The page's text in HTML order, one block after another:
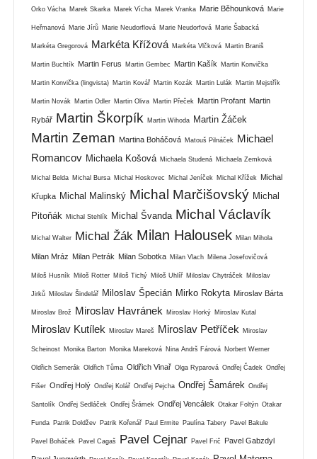
Orko Vácha Marek Skarka Marek Vícha Marek Vranka Marie Běhounková Marie
Heřmanová Marie Jírů Marie Neudorflová Marie Neudorfová Marie Šabacká
Markéta Gregorová Markéta Křížová Markéta Vlčková Martin Braniš
Martin Buchtík Martin Ferus Martin Gembec Martin Kašík Martin Konvička
Martin Konvička (lingvista) Martin Kovář Martin Kozák Martin Lulák Martin Mejstřík
Martin Novák Martin Odler Martin Oliva Martin Přeček Martin Profant Martin
Rybář Martin Škorpík Martin Wihoda Martin Žáček
Martin Zeman Martina Boháčová Matouš Pilnáček
Michael
Romancov Michaela Košová Michaela Studená Michaela Zemková
Michal Belda Michal Bursa Michal Hoskovec Michal Jeníček Michal Křížek Michal
Křupka Michal Malinský Michal Marčišovský Michal
Pitoňák Michal Stehlík Michal Švanda Michal Václavík
Michal Walter Michal Žák Milan Halousek Milan Mihola
Milan Mráz Milan Petrák Milan Sobotka Milan Vlach Milena Josefovičová
Miloš Husník Miloš Rotter Miloš Tichý Miloš Uhlíř Miloslav Chytráček Miloslav
Jirků Miloslav Šindelář Miloslav Špecián Mirko Rokyta Miroslav Bárta
Miroslav Brož Miroslav Havránek Miroslav Horký Miroslav Kutal
Miroslav Kutílek Miroslav Mareš Miroslav Petříček Miroslav
Scheinost Monika Barton Monika Mareková Nina Andrš Fárová Norbert Werner
Oldřich Semerák Oldřich Tůma Oldřich Vinař Olga Ryparová Ondřej Čadek Ondřej
Fišer Ondřej Holý Ondřej Kolář Ondřej Pejcha Ondřej Šamárek Ondřej
Santolík Ondřej Sedláček Ondřej Šrámek Ondřej Vencálek Otakar Foltýn Otakar
Funda Patrik Doldžev Patrik Kořenář Paul Ermite Paulína Tabery Pavel Bakule
Pavel Boháček Pavel Cagaš Pavel Cejnar Pavel Frič Pavel Gabzdyl